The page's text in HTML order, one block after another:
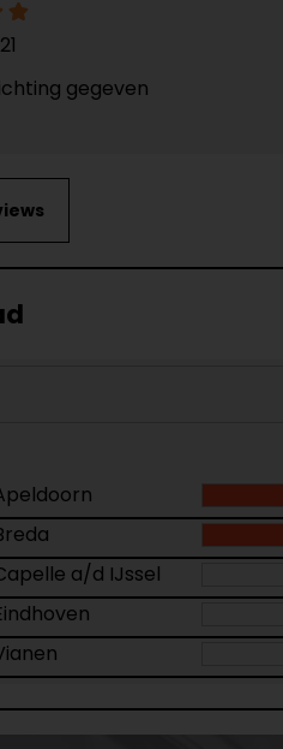
gegeven
a/d IJssel